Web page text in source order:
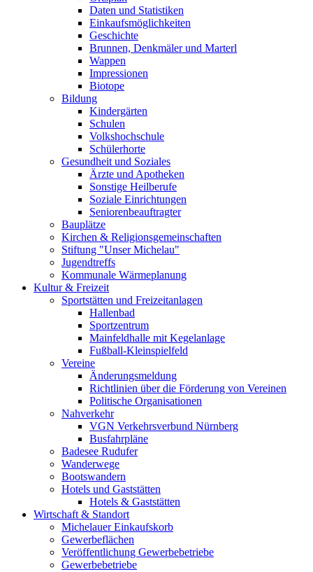
Daten und Statistiken
Einkaufsmöglichkeiten
Geschichte
Brunnen, Denkmäler und Marterl
Wappen
Impressionen
Biotope
Bildung
Kindergärten
Schulen
Volkshochschule
Schülerhorte
Gesundheit und Soziales
Ärzte und Apotheken
Sonstige Heilberufe
Soziale Einrichtungen
Seniorenbeauftragter
Bauplätze
Kirchen & Religionsgemeinschaften
Stiftung "Unser Michelau"
Jugendtreffs
Kommunale Wärmeplanung
Kultur & Freizeit
Sportstätten und Freizeitanlagen
Hallenbad
Sportzentrum
Mainfeldhalle mit Kegelanlage
Fußball-Kleinspielfeld
Vereine
Änderungsmeldung
Richtlinien über die Förderung von Vereinen
Politische Organisationen
Nahverkehr
VGN Verkehrsverbund Nürnberg
Busfahrpläne
Badesee Rudufer
Wanderwege
Bootswandern
Hotels und Gaststätten
Hotels & Gaststätten
Wirtschaft & Standort
Michelauer Einkaufskorb
Gewerbeflächen
Veröffentlichung Gewerbebetriebe
Gewerbebetriebe